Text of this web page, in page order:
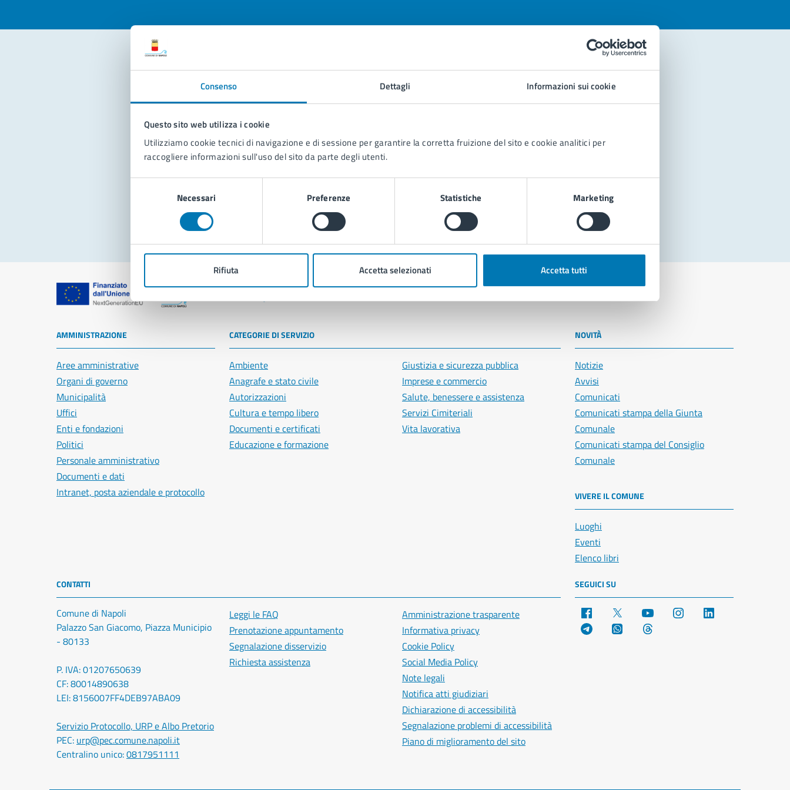
Consenso Dettagli Informazioni sui cookie
Questo sito web utilizza i cookie
Utilizziamo cookie tecnici di navigazione e di sessione per garantire la corretta fruizione del sito e cookie analitici per
raccogliere informazioni sull'uso del sito da parte degli utenti.
Necessari Preferenze Statistiche Marketing
Rifiuta Accetta selezionati Accetta tutti
Leggi le domande frequenti
Richiedi assistenza
Prenota appuntamento
Segnala disservizio
AMMINISTRAZIONE
Aree amministrative
Organi di governo
Municipalità
Uffici
Enti e fondazioni
Politici
Personale amministrativo
Documenti e dati
Intranet, posta aziendale e protocollo
CATEGORIE DI SERVIZIO
Ambiente
Anagrafe e stato civile
Autorizzazioni
Cultura e tempo libero
Documenti e certificati
Educazione e formazione
Giustizia e sicurezza pubblica
Imprese e commercio
Salute, benessere e assistenza
Servizi Cimiteriali
Vita lavorativa
NOVITÀ
Notizie
Avvisi
Comunicati
Comunicati stampa della Giunta
Comunale
Comunicati stampa del Consiglio
Comunale
VIVERE IL COMUNE
Luoghi
Eventi
Elenco libri
CONTATTI
Comune di Napoli
Palazzo San Giacomo, Piazza Municipio
- 80133
P. IVA: 01207650639
CF: 80014890638
LEI: 8156007FF4DEB97ABA09
Servizio Protocollo, URP e Albo Pretorio
PEC: urp@pec.comune.napoli.it
Centralino unico:0817951111
Leggi le FAQ
Prenotazione appuntamento
Segnalazione disservizio
Richiesta assistenza
Amministrazione trasparente
Informativa privacy
Cookie Policy
Social Media Policy
Note legali
Notifica atti giudiziari
Dichiarazione di accessibilità
Segnalazione problemi di accessibilità
Piano di miglioramento del sito
SEGUICI SU
Facebook YouTube Instagram
Telegram WhatsApp